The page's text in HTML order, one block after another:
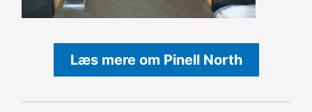
Læs mere om Pinell North